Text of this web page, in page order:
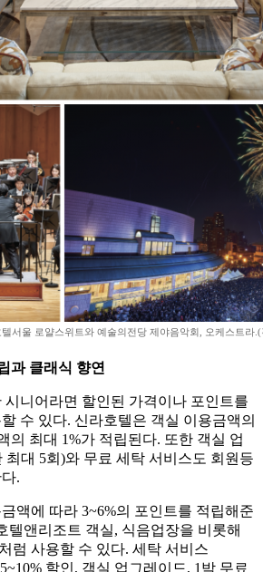
서울 로얄스위트와 예술의전당 제야음악회, 오케스트라
과 클래식 향연
시니어라면 할인된 가격이나 포인트를
수 있다. 신라호텔은 객실 이용금액의
의 최대 1%가 적립된다. 또한 객실 업
최대 5회)와 무료 세탁 서비스도 회원등
.
액에 따라 3~6%의 포인트를 적립해준
텔앤리조트 객실, 식음업장을 비롯해
럼 사용할 수 있다. 세탁 서비스
할인, 객실 업그레이드, 1박 무료